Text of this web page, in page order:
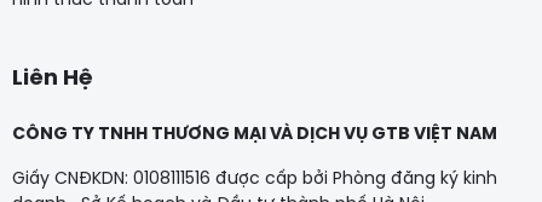
Liên Hệ
CÔNG TY TNHH THƯƠNG MẠI VÀ DỊCH VỤ GTB VIỆT NAM
Giấy CNĐKDN: 0108111516 được cấp bởi Phòng đăng ký kinh